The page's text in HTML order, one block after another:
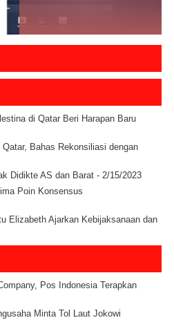
di Qatar Beri Harapan Baru
Bahas Rekonsiliasi dengan
Didikte AS dan Barat - 2/15/2023
Poin Konsensus
Elizabeth Ajarkan Kebijaksanaan dan
Pos Indonesia Terapkan
Minta Tol Laut Jokowi